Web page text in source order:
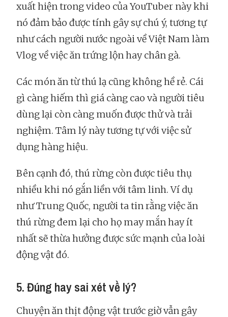
xuất hiện trong video của YouTuber này khi
nó đảm bảo được tính gây sự chú ý, tương tự
như cách người nước ngoài về Việt Nam làm
Vlog về việc ăn trứng lộn hay chân gà.
Các món ăn từ thú lạ cũng không hề rẻ. Cái
gì càng hiếm thì giá càng cao và người tiêu
dùng lại còn càng muốn được thử và trải
nghiệm. Tâm lý này tương tự với việc sử
dụng hàng hiệu.
Bên cạnh đó, thú rừng còn được tiêu thụ
nhiều khi nó gắn liền với tâm linh. Ví dụ
như Trung Quốc, người ta tin rằng việc ăn
thú rừng đem lại cho họ may mắn hay ít
nhất sẽ thừa hưởng được sức mạnh của loài
động vật đó.
5. Đúng hay sai xét về lý?
Chuyện ăn thịt động vật trước giờ vẫn gây